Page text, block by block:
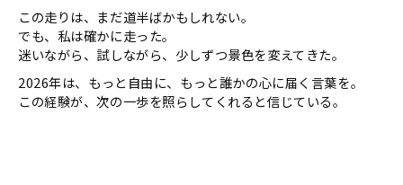
この走りは、まだ道半ばかもしれない。
でも、私は確かに走った。
迷いながら、試しながら、少しずつ景色を変えてきた。
2026年は、もっと自由に、もっと誰かの心に届く言葉を。
この経験が、次の一歩を照らしてくれると信じている。